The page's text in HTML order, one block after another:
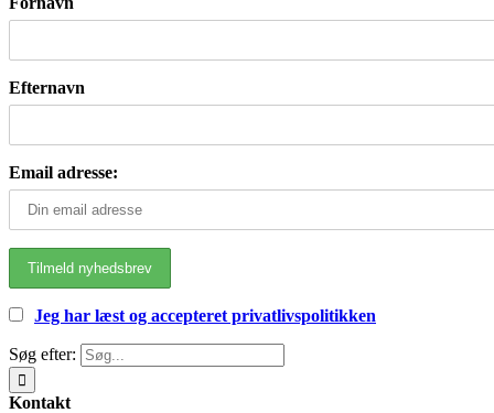
Efternavn
Email adresse:
Jeg har læst og accepteret privatlivspolitikken
Søg efter:
Kontakt